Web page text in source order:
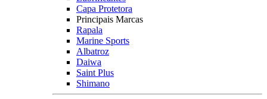
Capa Protetora
Principais Marcas
Rapala
Marine Sports
Albatroz
Daiwa
Saint Plus
Shimano